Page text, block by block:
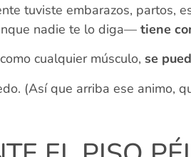
tuviste embarazos, partos,
nadie te lo diga— tiene
cualquier músculo, se
(Así que arriba ese animo,